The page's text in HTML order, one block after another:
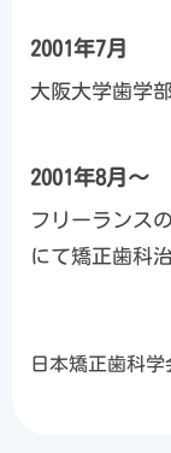
2001年7月
大阪大学歯学
2001年8月～
フリーランス
にて矯正歯科
日本矯正歯科